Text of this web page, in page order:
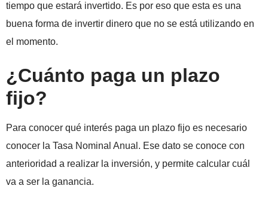
tiempo que estará invertido. Es por eso que esta es una
buena forma de invertir dinero que no se está utilizando en
el momento.
¿Cuánto paga un plazo
fijo?
Para conocer qué interés paga un plazo fijo es necesario
conocer la Tasa Nominal Anual. Ese dato se conoce con
anterioridad a realizar la inversión, y permite calcular cuál
va a ser la ganancia.